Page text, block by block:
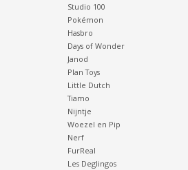
Studio 100
Pokémon
Hasbro
Days of Wonder
Janod
Plan Toys
Little Dutch
Tiamo
Nijntje
Woezel en Pip
Nerf
FurReal
Les Deglingos